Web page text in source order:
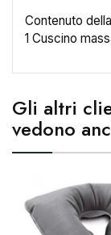
Contenuto
1 Cuscino
Gli altri
vedono